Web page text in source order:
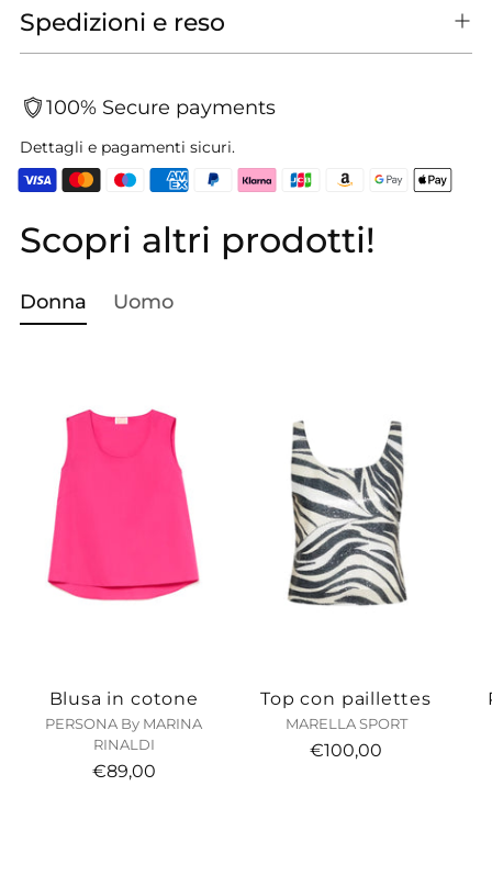
Spedizioni e reso
100% Secure payments
Dettagli e pagamenti sicuri.
Aggiungere
un
al
Scopri altri prodotti!
Donna Uomo
Blusa in cotone
PERSONA By MARINA
RINALDI
€89,00
Top con paillettes
MARELLA SPORT
€100,00